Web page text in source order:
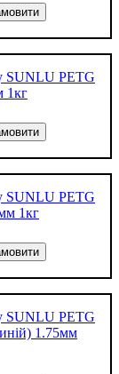
SUNLU PETG
1кг
SUNLU PETG
1кг
SUNLU PETG
1.75мм